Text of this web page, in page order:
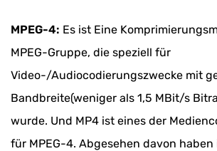
MPEG-4: Es ist Eine
MPEG-Gruppe, die speziell für
Video-/Audiocodierungszwecke mit
Bandbreite(weniger als 1,5 MBit/s
wurde. Und MP4 ist eines der
für MPEG-4. Abgesehen davon haben